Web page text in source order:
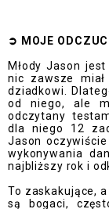
➲ MOJE
Młody Jason
nic zawsze
dziadkowi.
od niego, ale
odczytany
dla niego 12
Jason
wykonywania
najbliższy rok i
To zaskakujące,
są bogaci,